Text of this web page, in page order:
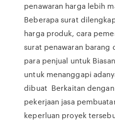
penawaran harga lebih
Beberapa surat
harga produk, cara
surat penawaran barang
para penjual untuk
untuk menanggapi
dibuat Berkaitan
pekerjaan jasa
keperluan proyek